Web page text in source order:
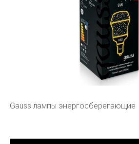
Gauss лампы энергосберегающие